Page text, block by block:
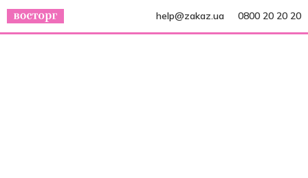
help@zakaz.ua 0800 20 20 20